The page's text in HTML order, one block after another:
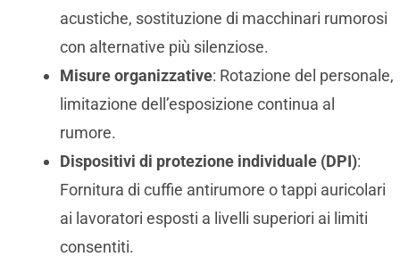
acustiche, sostituzione di macchinari rumorosi
con alternative più silenziose.
Misure organizzative: Rotazione del personale,
limitazione dell’esposizione continua al
rumore.
Dispositivi di protezione individuale (DPI):
Fornitura di cuffie antirumore o tappi auricolari
ai lavoratori esposti a livelli superiori ai limiti
consentiti.